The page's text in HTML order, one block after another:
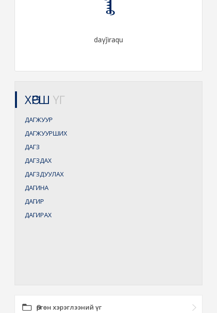
daγǰiraqu
ХӨРШ ҮГ
ДАГЖУУР
ДАГЖУУРШИХ
ДАГЗ
ДАГЗДАХ
ДАГЗДУУЛАХ
ДАГИНА
ДАГИР
ДАГИРАХ
Өргөн хэрэглээний үг